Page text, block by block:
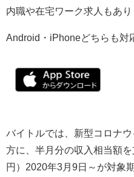
内職や在宅ワーク求人もあり
Android・iPhoneどちらも対
バイトルでは、新型コロナ
方に、半月分の収入相当額
円）2020年3月9日～が対象